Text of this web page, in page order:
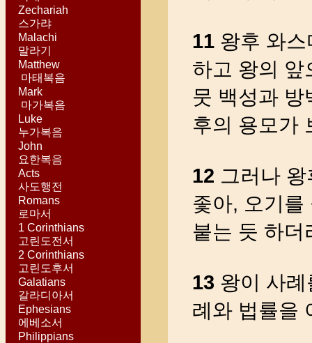
Zechariah
스가랴
Malachi
말라기
Matthew
마태복음
Mark
마가복음
Luke
누가복음
John
요한복음
Acts
사도행전
Romans
로마서
1 Corinthians
고린도전서
2 Corinthians
고린도후서
Galatians
갈라디아서
Ephesians
에베소서
Philippians
11왕후 와스
하고 왕의 앞
뭇 백성과 방
후의 용모가
12 그러나
좇아, 오기를
붙는 듯 하더
13 왕이 사
례와 법률을